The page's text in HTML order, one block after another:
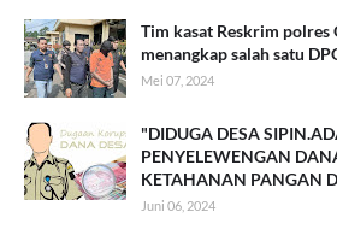
Tim kasat Reskrim polres
menangkap salah satu
Mei 07, 2024
"DIDUGA DESA
PENYELEWENGAN
KETAHANAN PANGAN
Juni 06, 2024